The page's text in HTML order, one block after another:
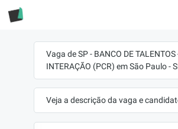
Vaga de SP - BANCO DE TALENTOS
INTERAÇÃO (PCR) em São Paulo -
Veja a descrição da vaga e